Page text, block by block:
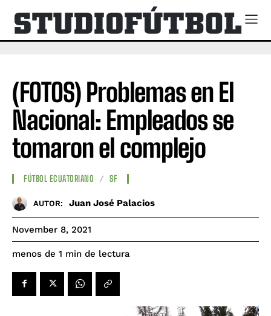
(FOTOS) Problemas en El
Nacional: Empleados se
tomaron el complejo
FÚTBOL ECUATORIANO SF
AUTOR: Juan José Palacios
November 8, 2021
menos de 1 min de lectura